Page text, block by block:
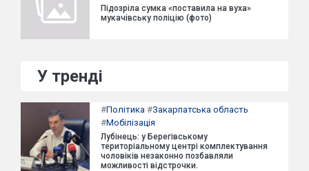
Підозріла сумка «поставила на вуха»
мукачівську поліцію (фото)
У тренді
#Політика #Закарпатська область
#Мобілізація
Лубінець: у Берегівському
територіальному центрі комплектування
чоловіків незаконно позбавляли
можливості відстрочки.